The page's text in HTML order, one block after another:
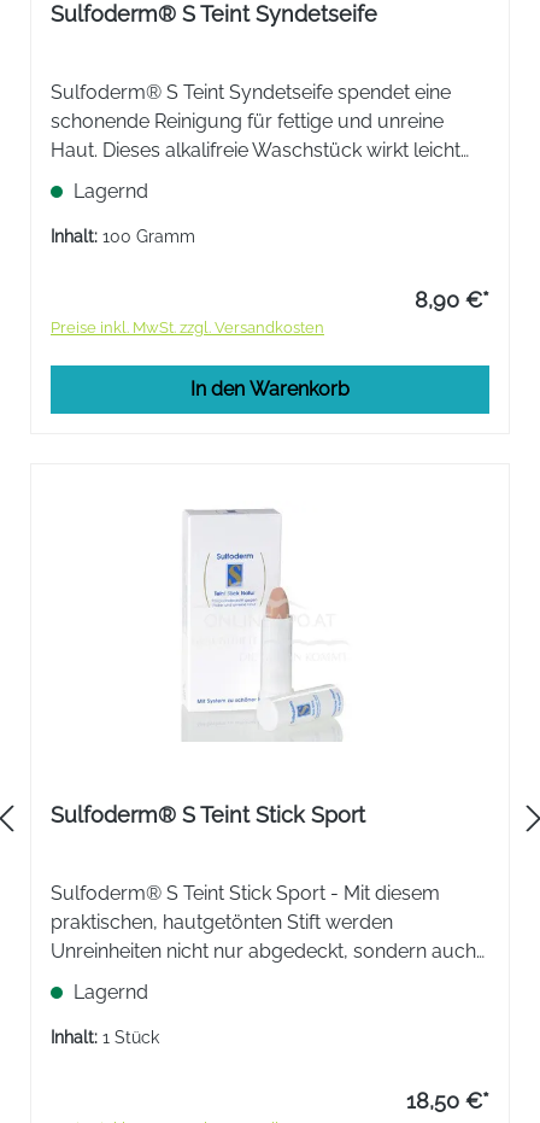
Sulfoderm® S Teint Syndetseife
Sulfoderm® S Teint Syndetseife spendet eine
schonende Reinigung für fettige und unreine
Haut. Dieses alkalifreie Waschstück wirkt leicht
desinfizierend und ist durch einen pH-Wert von
5,5 ausgesprochen hautverträglich.
Lagernd
Inhalt: 100 Gramm
8,90 €*
Preise inkl. MwSt. zzgl. Versandkosten
In den Warenkorb
Sulfoderm® S Teint Stick Sport
Sulfoderm® S Teint Stick Sport - Mit diesem
praktischen, hautgetönten Stift werden
Unreinheiten nicht nur abgedeckt, sondern auch
schnell und zuverlässig weggepflegt.
Lagernd
Inhalt: 1 Stück
18,50 €*